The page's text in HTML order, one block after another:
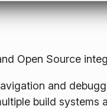
Open Source
and
build